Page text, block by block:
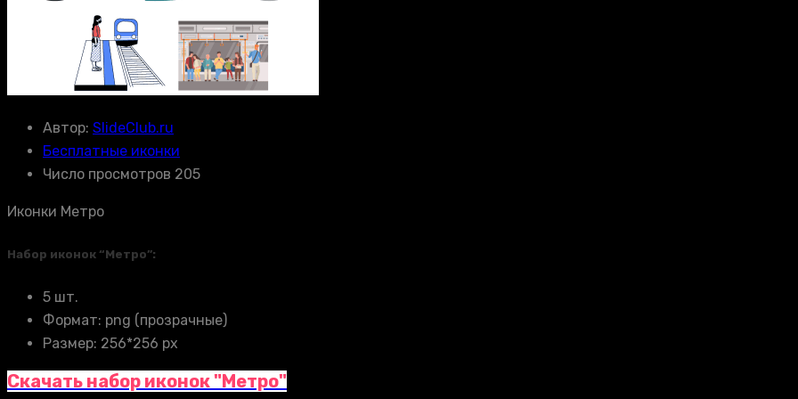
Автор: SlideClub.ru
Бесплатные иконки
Число просмотров 205
Иконки Метро
Набор иконок “Метро”:
5 шт.
Формат: png (прозрачные)
Размер: 256*256 px
Скачать набор иконок "Метро"